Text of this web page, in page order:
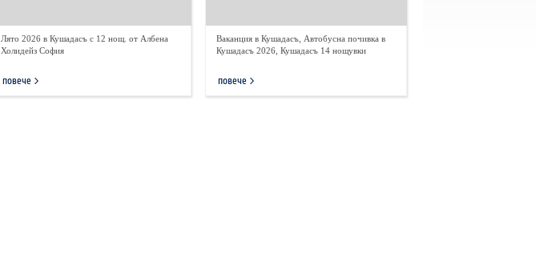
Лято 2026 в Кушадасъ с 12 нощ. от Албена
Холидейз София
повече
Ваканция в Кушадасъ, Автобусна почивка в
Кушадасъ 2026, Кушадасъ 14 нощувки
повече